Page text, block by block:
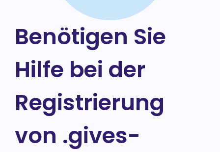
Benötigen Sie
Hilfe bei der
Registrierung
von .gives-